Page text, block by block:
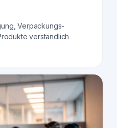
Verpackungs­
verständlich